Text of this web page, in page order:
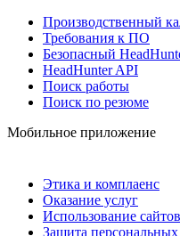
Производственный
Требования к ПО
Безопасный
HeadHunter API
Поиск работы
Поиск по резюме
Мобильное приложение
Этика и комплаенс
Оказание услуг
Использование сайтов
Защита